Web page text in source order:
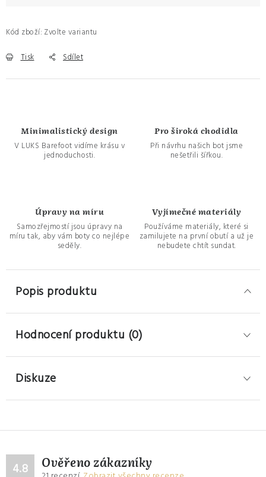
Kód zboží: Zvolte variantu
Tisk Sdílet
Minimalistický design
V LUKS Barefoot vidíme krásu v
jednoduchosti.
Pro široká chodidla
Při návrhu našich bot jsme
nešetřili šířkou.
Úpravy na míru
Samozřejmostí jsou úpravy na
míru tak, aby vám boty co nejlépe
seděly.
Vyjímečné materiály
Používáme materiály, které si
zamilujete na první obutí a už je
nebudete chtít sundat.
Popis produktu
Hodnocení produktu (0)
Diskuze
4.8 Ověřeno zákazníky